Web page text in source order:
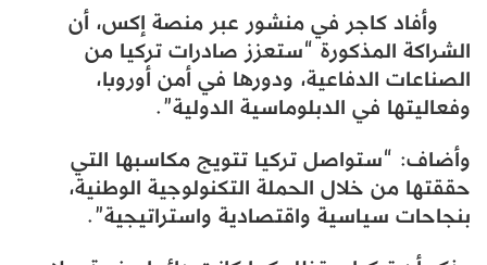
وأفاد كاجر في منشور عبر منصة إكس، أن
الشراكة المذكورة “ستعزز صادرات تركيا من
الصناعات الدفاعية، ودورها في أمن أوروبا،
وفعاليتها في الدبلوماسية الدولية”.
وأضاف: “ستواصل تركيا تتويج مكاسبها التي
حققتها من خلال الحملة التكنولوجية الوطنية،
بنجاحات سياسية واقتصادية واستراتيجية”.